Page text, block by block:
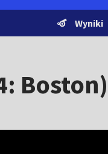
Wyniki
Boston)